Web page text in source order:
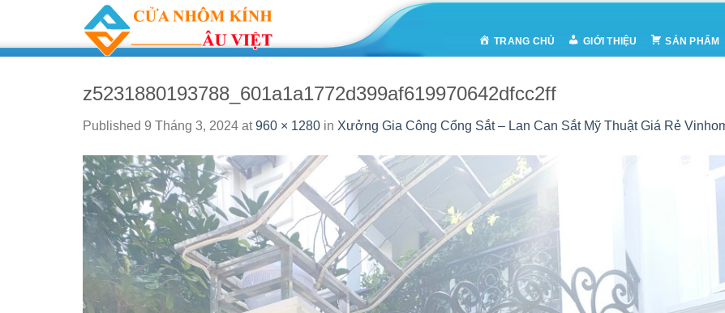
content
TRANG CHỦ GIỚI THIỆU SẢN PHẨM
z5231880193788_601a1a1772d399af619970642dfcc2ff
Published 9 Tháng 3, 2024 at960 × 1280 in Xưởng Gia Công Cổng Sắt – Lan Can Sắt Mỹ Thuật Giá Rẻ